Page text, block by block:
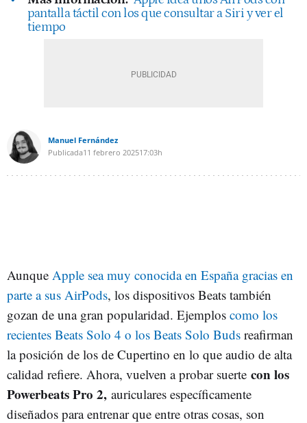
pantalla táctil con los que consultar a Siri y ver el
tiempo
Manuel Fernández
Publicada11 febrero 202517:03h
Aunque Apple sea muy conocida en España gracias en
parte a sus AirPods, los dispositivos Beats también
gozan de una gran popularidad. Ejemplos como los
recientes Beats Solo 4 o los Beats Solo Buds reafirman
la posición de los de Cupertino en lo que audio de alta
calidad refiere. Ahora, vuelven a probar suerte con los
Powerbeats Pro 2, auriculares específicamente
diseñados para entrenar que entre otras cosas, son